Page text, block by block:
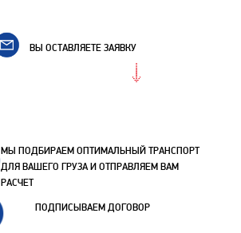
ВЫ ОСТАВЛЯЕТЕ ЗАЯВКУ
МЫ ПОДБИРАЕМ ОПТИМАЛЬНЫЙ ТРАНСПОРТ
ДЛЯ ВАШЕГО ГРУЗА И ОТПРАВЛЯЕМ ВАМ
РАСЧЕТ
ПОДПИСЫВАЕМ ДОГОВОР